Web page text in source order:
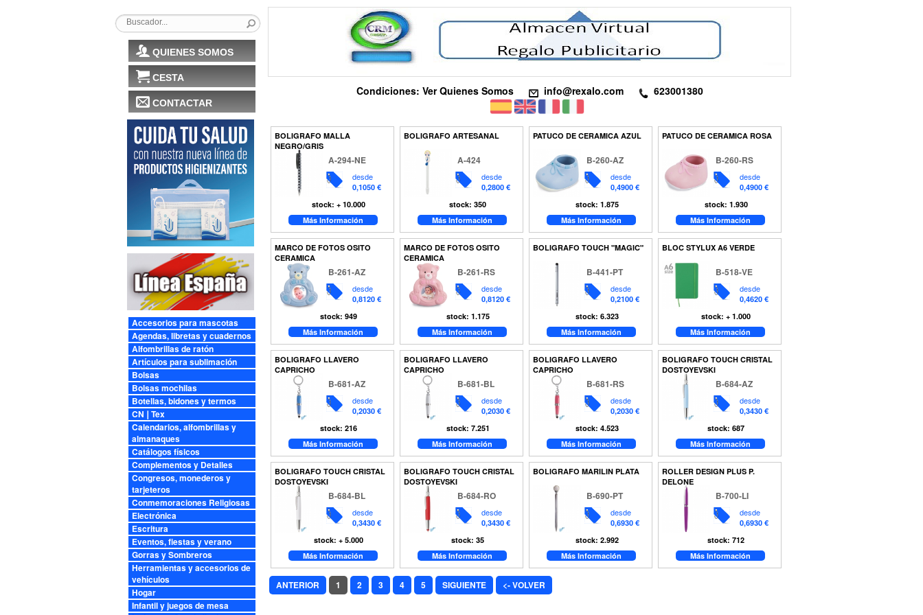
QUIENES SOMOS
CESTA
CONTACTAR
Accesorios para mascotas
Agendas, libretas y cuadernos
Alfombrillas de ratón
Artículos para sublimación
Bolsas
Bolsas mochilas
Botellas, bidones y termos
CN❘Tex
Calendarios, alfombrillas y
almanaques
Catálogos físicos
Complementos y Detalles
Congresos, monederos y
tarjeteros
Conmemoraciones Religiosas
Electrónica
Escritura
Eventos, fiestas y verano
Gorras y Sombreros
Herramientas y accesorios de
vehículos
Hogar
Infantil y juegos de mesa
Condiciones: Ver Quienes Somos info@rexalo.com 623001380
BOLIGRAFO MALLA
NEGRO/GRIS
A-294-NE
desde
0,1050 €
stock: + 10.000
Más Información
BOLIGRAFO ARTESANAL
A-424
desde
0,2800 €
stock: 350
Más Información
PATUCO DE CERAMICA AZUL
B-260-AZ
desde
0,4900 €
stock: 1.875
Más Información
PATUCO DE CERAMICA ROSA
B-260-RS
desde
0,4900 €
stock: 1.930
Más Información
MARCO DE FOTOS OSITO
CERAMICA
B-261-AZ
desde
0,8120 €
stock: 949
Más Información
MARCO DE FOTOS OSITO
CERAMICA
B-261-RS
desde
0,8120 €
stock: 1.175
Más Información
BOLIGRAFO TOUCH "MAGIC"
B-441-PT
desde
0,2100 €
stock: 6.323
Más Información
BLOC STYLUX A6 VERDE
B-518-VE
desde
0,4620 €
stock: + 1.000
Más Información
BOLIGRAFO LLAVERO
CAPRICHO
B-681-AZ
desde
0,2030 €
stock: 216
Más Información
BOLIGRAFO LLAVERO
CAPRICHO
B-681-BL
desde
0,2030 €
stock: 7.251
Más Información
BOLIGRAFO LLAVERO
CAPRICHO
B-681-RS
desde
0,2030 €
stock: 4.523
Más Información
BOLIGRAFO TOUCH CRISTAL
DOSTOYEVSKI
B-684-AZ
desde
0,3430 €
stock: 687
Más Información
BOLIGRAFO TOUCH CRISTAL
DOSTOYEVSKI
B-684-BL
desde
0,3430 €
stock: + 5.000
Más Información
BOLIGRAFO TOUCH CRISTAL
DOSTOYEVSKI
B-684-RO
desde
0,3430 €
stock: 35
Más Información
BOLIGRAFO MARILIN PLATA
B-690-PT
desde
0,6930 €
stock: 2.992
Más Información
ROLLER DESIGN PLUS P.
DELONE
B-700-LI
desde
0,6930 €
stock: 712
Más Información
ANTERIOR 1 2 3 4 5 SIGUIENTE <- VOLVER